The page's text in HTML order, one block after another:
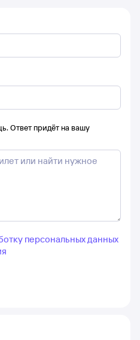
Ответ придёт на вашу
персональных данных